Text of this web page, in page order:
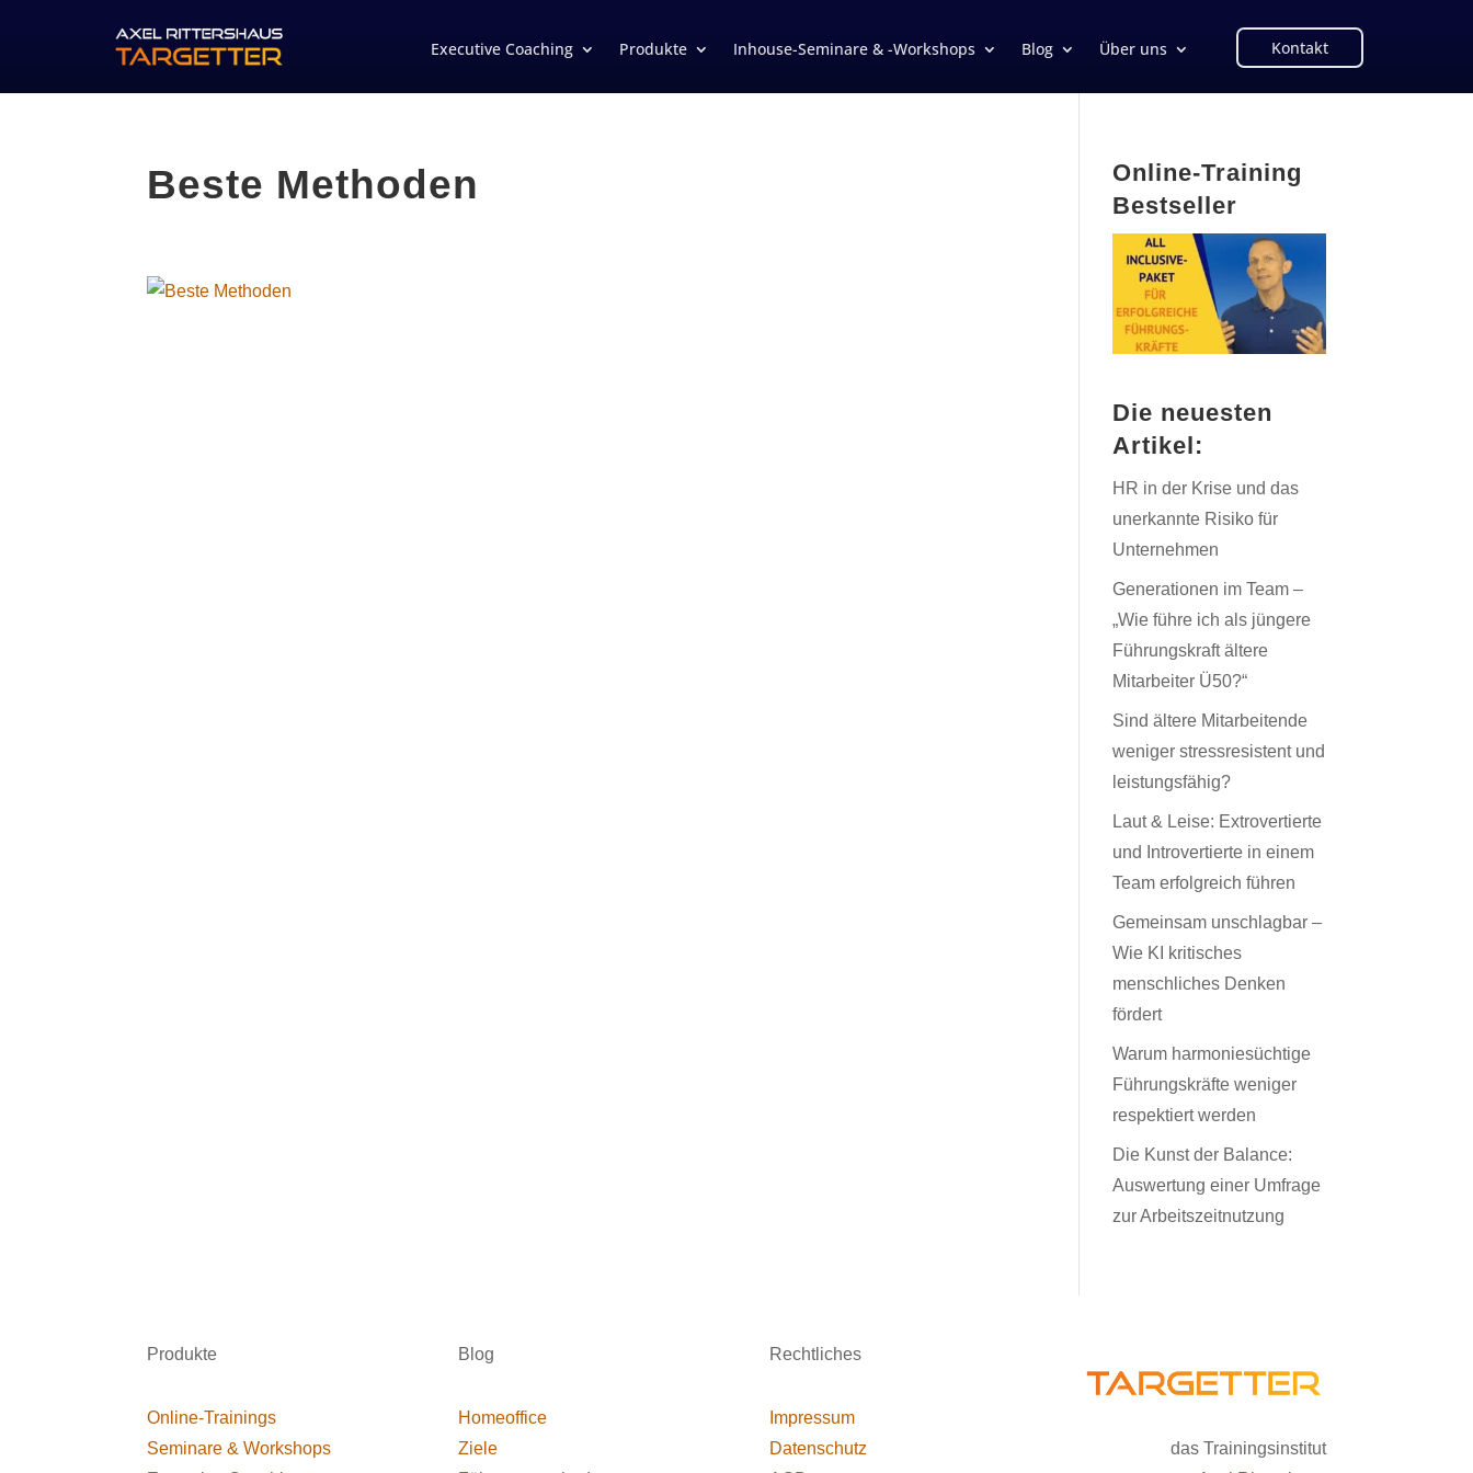
Executive Coaching Produkte Inhouse-Seminare & -Workshops Blog Über uns Kontakt
Beste Methoden
Online-Training
Bestseller
Die neuesten
Artikel:
HR in der Krise und das
unerkannte Risiko für
Unternehmen
Generationen im Team –
„Wie führe ich als jüngere
Führungskraft ältere
Mitarbeiter Ü50?“
Sind ältere Mitarbeitende
weniger stressresistent und
leistungsfähig?
Laut & Leise: Extrovertierte
und Introvertierte in einem
Team erfolgreich führen
Gemeinsam unschlagbar –
Wie KI kritisches
menschliches Denken
fördert
Warum harmoniesüchtige
Führungskräfte weniger
respektiert werden
Die Kunst der Balance:
Auswertung einer Umfrage
zur Arbeitszeitnutzung
Produkte
Online-Trainings
Seminare & Workshops
Blog
Homeoffice
Ziele
Rechtliches
Impressum
Datenschutz
das Trainingsinstitut